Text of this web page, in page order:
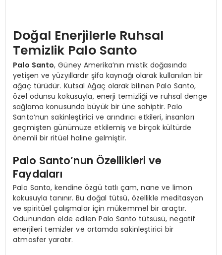
Doğal Enerjilerle Ruhsal
Temizlik Palo Santo
Palo Santo, Güney Amerika’nın mistik doğasında
yetişen ve yüzyıllardır şifa kaynağı olarak kullanılan bir
ağaç türüdür. Kutsal Ağaç olarak bilinen Palo Santo,
özel odunsu kokusuyla, enerji temizliği ve ruhsal denge
sağlama konusunda büyük bir üne sahiptir. Palo
Santo’nun sakinleştirici ve arındırıcı etkileri, insanları
geçmişten günümüze etkilemiş ve birçok kültürde
önemli bir ritüel haline gelmiştir.
Palo Santo’nun Özellikleri ve
Faydaları
Palo Santo, kendine özgü tatlı çam, nane ve limon
kokusuyla tanınır. Bu doğal tütsü, özellikle meditasyon
ve spiritüel çalışmalar için mükemmel bir araçtır.
Odunundan elde edilen Palo Santo tütsüsü, negatif
enerjileri temizler ve ortamda sakinleştirici bir
atmosfer yaratır.